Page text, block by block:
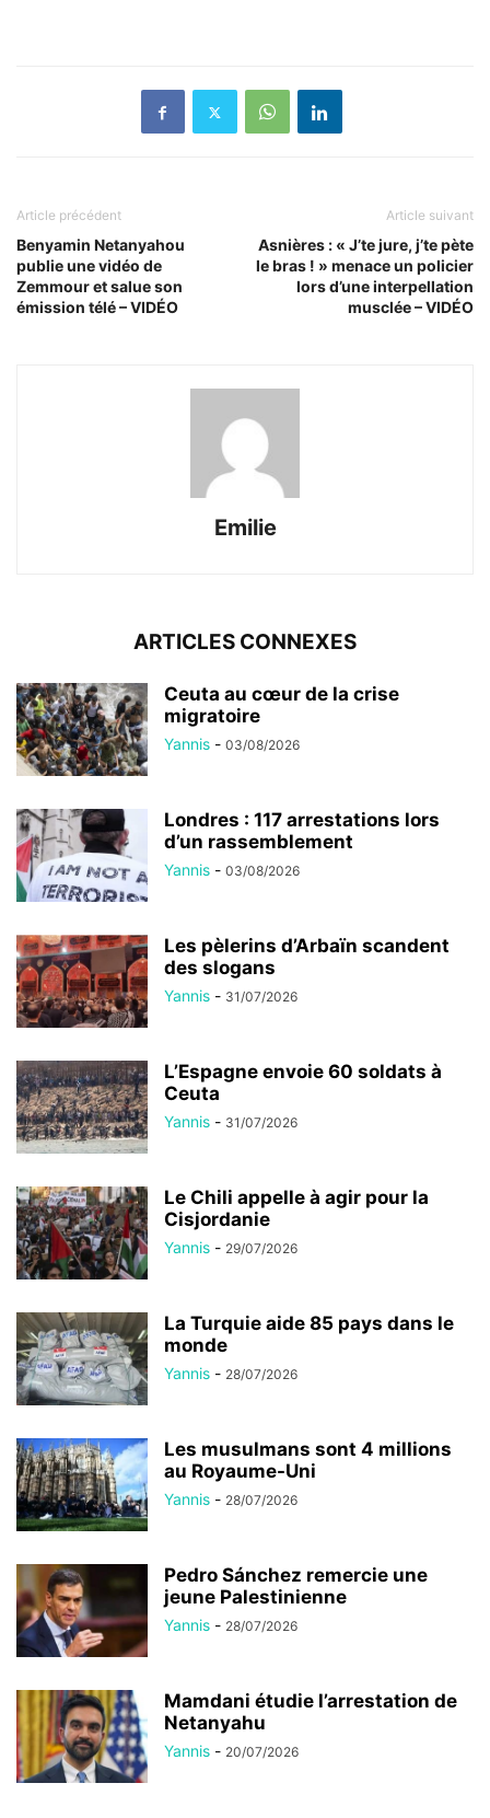
Article précédent
Benyamin Netanyahou
publie une vidéo de
Zemmour et salue son
émission télé – VIDÉO
Article suivant
Asnières : « J’te jure, j’te pète
le bras ! » menace un policier
lors d’une interpellation
musclée – VIDÉO
Emilie
ARTICLES CONNEXES
Ceuta au cœur de la crise
migratoire
Yannis - 03/08/2026
Londres : 117 arrestations lors
d’un rassemblement
Yannis - 03/08/2026
Les pèlerins d’Arbaïn scandent
des slogans
Yannis - 31/07/2026
L’Espagne envoie 60 soldats à
Ceuta
Yannis - 31/07/2026
Le Chili appelle à agir pour la
Cisjordanie
Yannis - 29/07/2026
La Turquie aide 85 pays dans le
monde
Yannis - 28/07/2026
Les musulmans sont 4 millions
au Royaume-Uni
Yannis - 28/07/2026
Pedro Sánchez remercie une
jeune Palestinienne
Yannis - 28/07/2026
Mamdani étudie l’arrestation de
Netanyahu
Yannis - 20/07/2026